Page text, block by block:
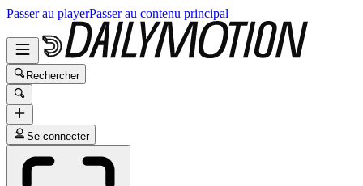
Passer au playerPasser au contenu principal
Rechercher
Se connecter